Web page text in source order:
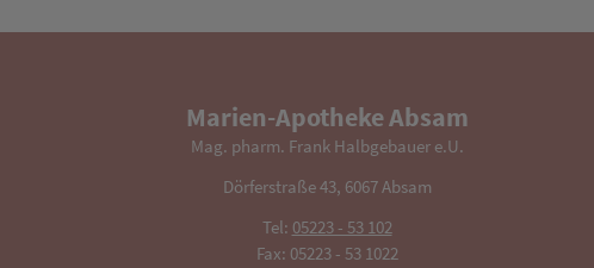
Marien-Apotheke Absam
Mag. pharm. Frank Halbgebauer e.U.
Dörferstraße 43, 6067 Absam
Tel: 05223 - 53 102
Fax: 05223 - 53 1022